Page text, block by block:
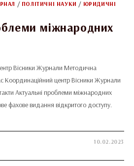
/ ПОЛІТИЧНІ НАУКИ / ЮРИДИЧНІ
міжнародних
Вісники Журнали Методична
Координаційний центр Вісники Журнали
Актуальні проблеми міжнародних
фахове видання відкритого доступу.
10.02.2023